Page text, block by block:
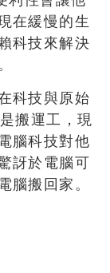
在緩慢的生
科技來解決
科技與原始
搬運工，現
腦科技對他
訝於電腦可
腦搬回家。